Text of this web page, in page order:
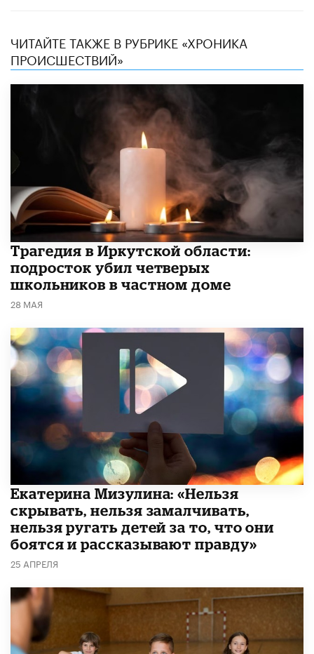
ЧИТАЙТЕ ТАКЖЕ В РУБРИКЕ «ХРОНИКА
ПРОИСШЕСТВИЙ»
Трагедия в Иркутской области:
подросток убил четверых
школьников в частном доме
28 МАЯ
Екатерина Мизулина: «Нельзя
скрывать, нельзя замалчивать,
нельзя ругать детей за то, что они
боятся и рассказывают правду»
25 АПРЕЛЯ